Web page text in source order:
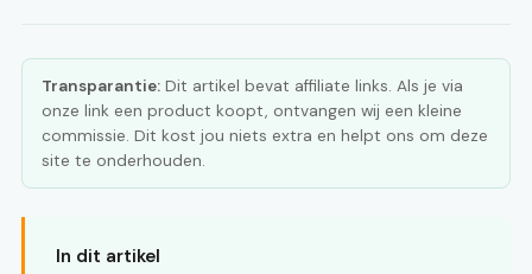
Transparantie: Dit artikel bevat affiliate links. Als je via
onze link een product koopt, ontvangen wij een kleine
commissie. Dit kost jou niets extra en helpt ons om deze
site te onderhouden.
In dit artikel